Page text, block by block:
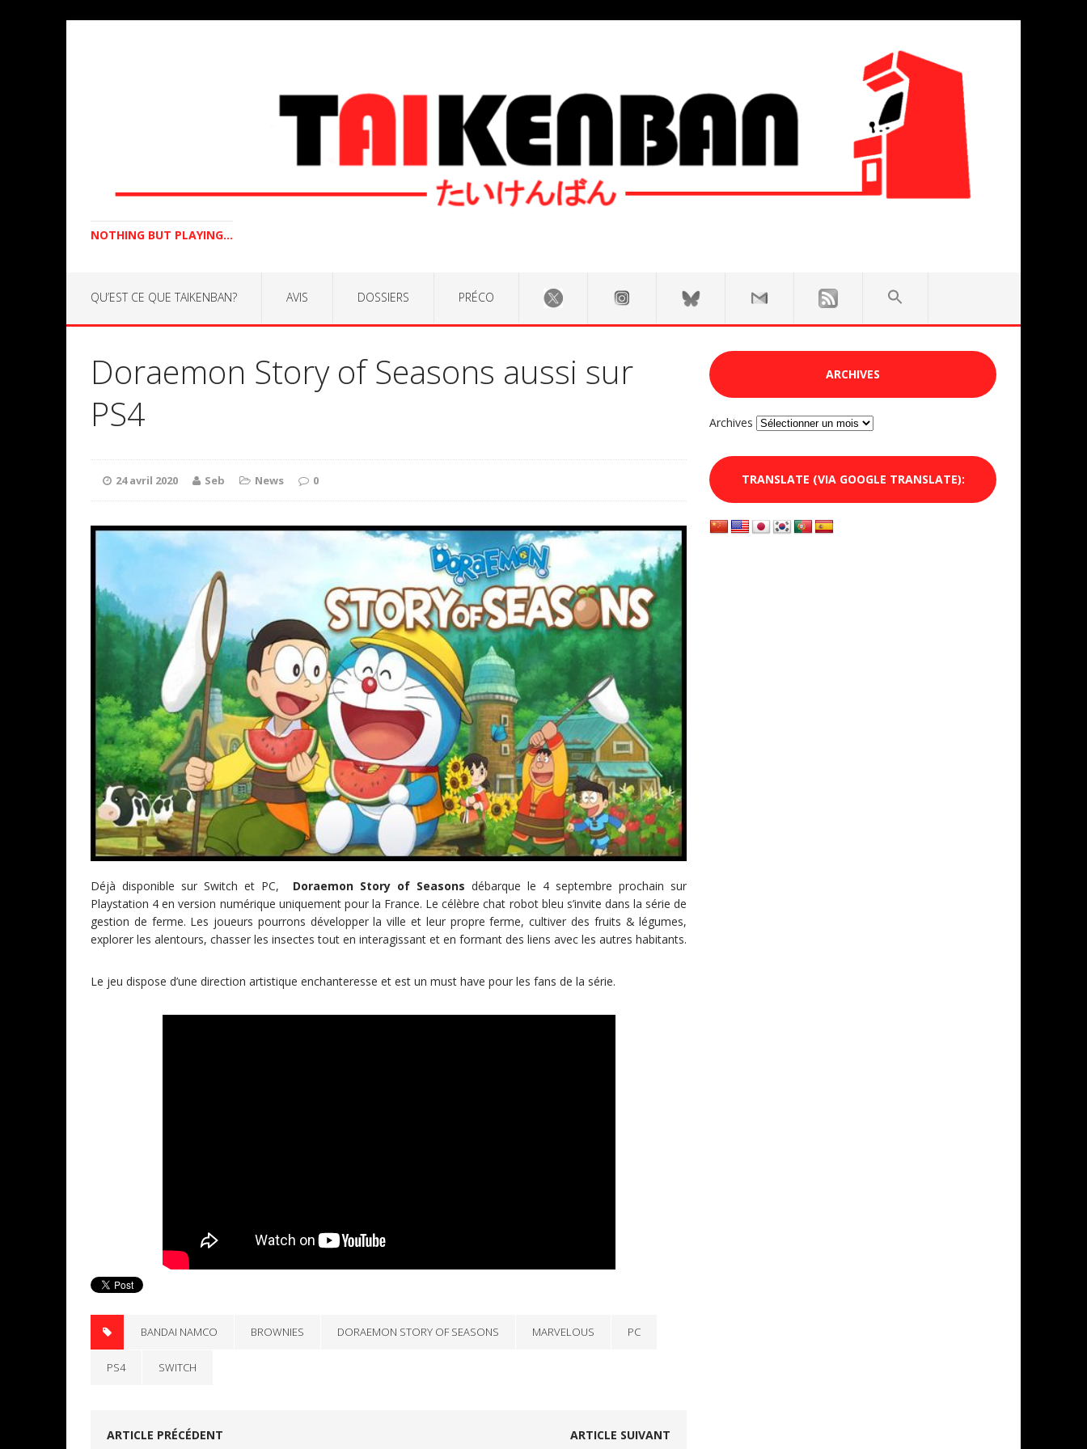
NOTHING BUT PLAYING...
QU’EST CE QUE TAIKENBAN? AVIS DOSSIERS PRÉCO
Doraemon Story of Seasons aussi sur
PS4
24 avril 2020 Seb News 0
Déjà disponible sur Switch et PC, Doraemon Story of Seasons débarque le 4 septembre prochain sur
Playstation 4 en version numérique uniquement pour la France. Le célèbre chat robot bleu s’invite dans la série de
gestion de ferme. Les joueurs pourrons développer la ville et leur propre ferme, cultiver des fruits & légumes,
explorer les alentours, chasser les insectes tout en interagissant et en formant des liens avec les autres habitants.
Le jeu dispose d’une direction artistique enchanteresse et est un must have pour les fans de la série.
BANDAI NAMCO BROWNIES DORAEMON STORY OF SEASONS MARVELOUS PC
PS4 SWITCH
ARTICLE PRÉCÉDENT ARTICLE SUIVANT
ARCHIVES
Archives
TRANSLATE (VIA GOOGLE TRANSLATE):